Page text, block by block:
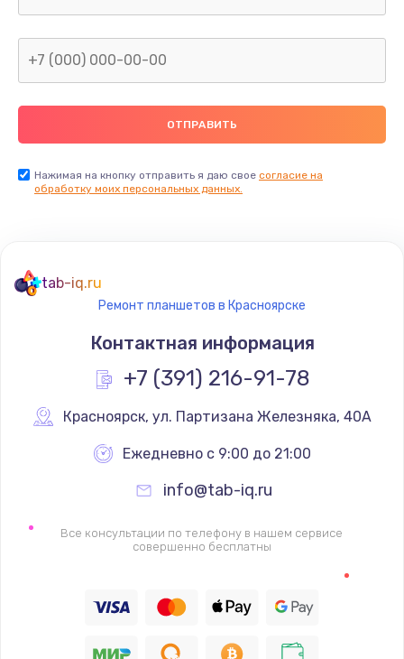
750 руб.
Заказать
Установка драйверов
1240 руб.
Заказать
Ремонт петель крышки
990 руб.
Заказать
Настройка Wi-Fi
Заказать
Замена шим-контроллера
Нажимая на кнопку отправить я даю свое согласие на
обработку моих персональных данных.
tab-iq.ru
Ремонт планшетов в Красноярске
Контактная информация
+7 (391) 216-91-78
Красноярск, ул. Партизана Железняка, 40А
Ежедневно с 9:00 до 21:00
info@tab-iq.ru
Все консультации по телефону в нашем сервисе
совершенно бесплатны